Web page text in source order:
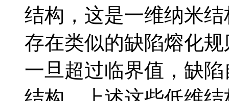
结构，这是一维纳米
存在类似的缺陷熔化
一旦超过临界值，缺